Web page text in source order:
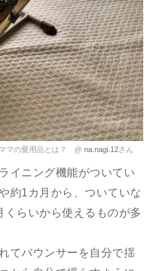
マの愛用品とは？ @ na.nagi.12さん
イニング機能がついてい
約1カ月から、ついていな
らいから使えるものが多
てバウンサーを自分で揺